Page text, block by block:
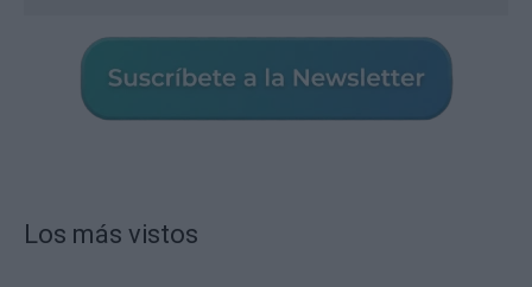
Los más vistos